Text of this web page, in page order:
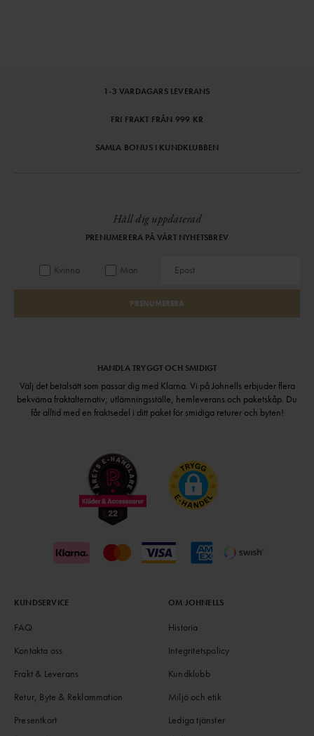
1-3 VARDAGARS LEVERANS
FRI FRAKT FRÅN 999 KR
SAMLA BONUS I KUNDKLUBBEN
Håll dig uppdaterad
PRENUMERERA PÅ VÅRT NYHETSBREV
Kvinna Man
PRENUMERERA
HANDLA TRYGGT OCH SMIDIGT
Välj det betalsätt som passar dig med Klarna. Vi på Johnells erbjuder flera
bekväma fraktalternativ; utlämningsställe, hemleverans och paketskåp. Du
får alltid med en fraktsedel i ditt paket för smidiga returer och byten!
KUNDSERVICE
FAQ
Kontakta oss
Frakt & Leverans
Retur, Byte & Reklammation
Presentkort
OM JOHNELLS
Historia
Integritetspolicy
Kundklubb
Miljö och etik
Lediga tjänster